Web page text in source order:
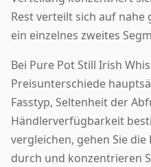
Rest verteilt sich auf
ein einzelnes zweites
Bei Pure Pot Still Irish
Preisunterschiede
Fasstyp, Seltenheit der
Händlerverfügbarkeit
vergleichen, gehen Sie
durch und konzentrieren